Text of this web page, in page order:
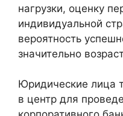
нагрузки, оценку
индивидуальной
вероятность
значительно
Юридические лица
в центр для